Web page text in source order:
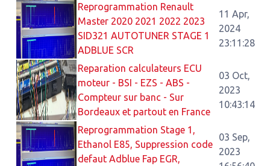
Reprogrammation Renault
Master 2020 2021 2022 2023
SID321 AUTOTUNER STAGE 1
ADBLUE SCR
11 Apr,
2024
23:11:28
Reparation calculateurs ECU
moteur - BSI - EZS - ABS -
Compteur sur banc - Sur
Bordeaux et partout en France
03 Oct,
2023
10:43:14
Reprogrammation Stage 1,
Ethanol E85, Suppression code
defaut Adblue Fap EGR,
03 Sep,
2023